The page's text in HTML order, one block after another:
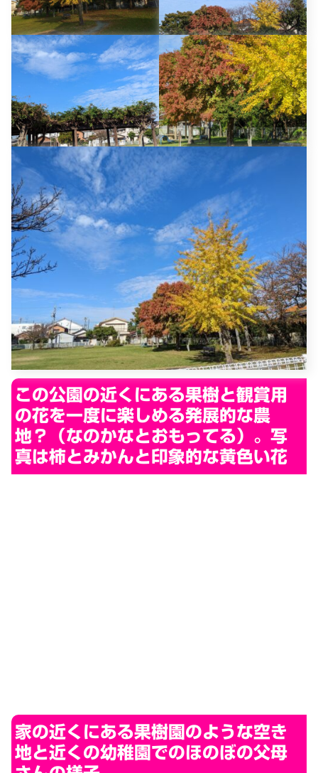
この公園の近くにある果樹と観賞用
の花を一度に楽しめる発展的な農
地？（なのかなとおもってる）。写
真は柿とみかんと印象的な黄色い花
家の近くにある果樹園のような空き
地と近くの幼稚園でのほのぼの父母